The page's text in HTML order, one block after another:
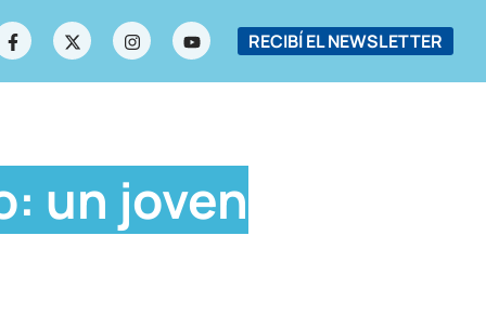
RECIBÍ EL NEWSLETTER
un joven